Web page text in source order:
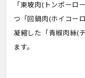
「東坡肉(トンポーロ
つ「回鍋肉(ホイコー
凝縮した「青椒肉絲(
ます。